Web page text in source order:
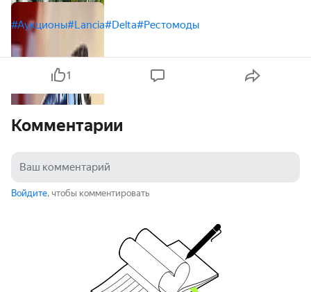
#Аукционы#Lancia#Delta#Рестомоды
1
Комментарии
Войдите, чтобы комментировать